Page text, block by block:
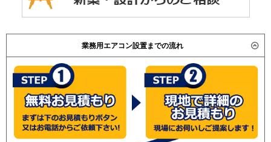
業務用エアコン設置までの流れ